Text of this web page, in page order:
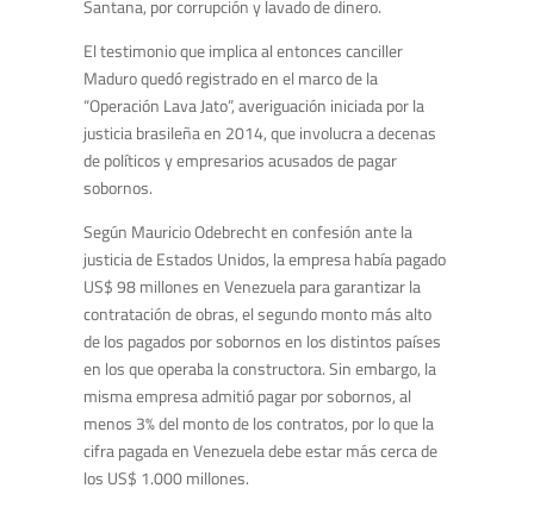
Santana, por corrupción y lavado de dinero.
El testimonio que implica al entonces canciller
Maduro quedó registrado en el marco de la
“Operación Lava Jato”, averiguación iniciada por la
justicia brasileña en 2014, que involucra a decenas
de políticos y empresarios acusados de pagar
sobornos.
Según Mauricio Odebrecht en confesión ante la
justicia de Estados Unidos, la empresa había pagado
US$ 98 millones en Venezuela para garantizar la
contratación de obras, el segundo monto más alto
de los pagados por sobornos en los distintos países
en los que operaba la constructora. Sin embargo, la
misma empresa admitió pagar por sobornos, al
menos 3% del monto de los contratos, por lo que la
cifra pagada en Venezuela debe estar más cerca de
los US$ 1.000 millones.